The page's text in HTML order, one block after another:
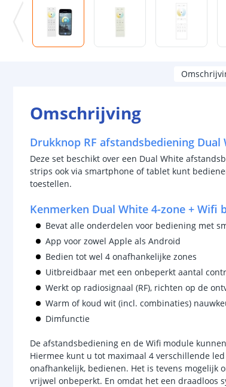
Omschrijving
Drukknop RF afstandsbediening Dual
Deze set beschikt over een Dual White
strips ook via smartphone of tablet kunt
toestellen.
Kenmerken Dual White 4-zone + Wifi
Bevat alle onderdelen voor bediening met
App voor zowel Apple als Android
Bedien tot wel 4 onafhankelijke zones
Uitbreidbaar met een onbeperkt aantal
Werkt op radiosignaal (RF), richten op de
Warm of koud wit (incl. combinaties)
Dimfunctie
De afstandsbediening en de Wifi module
Hiermee kunt u tot maximaal 4 verschillende
onafhankelijk, bedienen. Het is tevens mogelijk
vrijwel onbeperkt. En omdat het een draadloos